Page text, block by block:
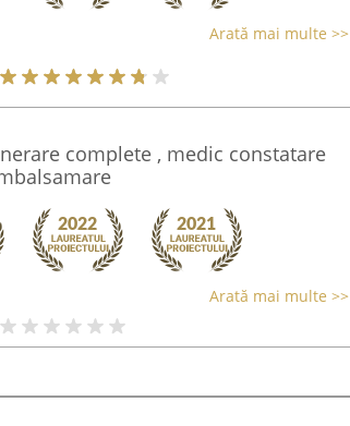
Arată mai multe >>
complete , medic constatare
Arată mai multe >>